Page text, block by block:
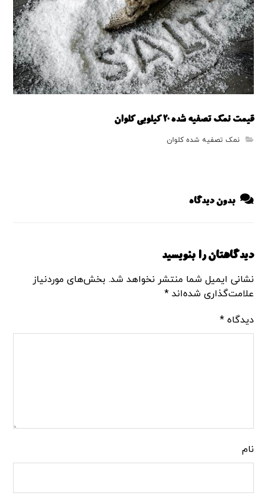
قیمت نمک تصفیه شده 20 کیلویی کلوان
نمک تصفیه شده کلوان
بدون دیدگاه
دیدگاهتان را بنویسید
نشانی ایمیل شما منتشر نخواهد شد. بخش‌های موردنیاز
علامت‌گذاری شده‌اند*
دیدگاه*
نام